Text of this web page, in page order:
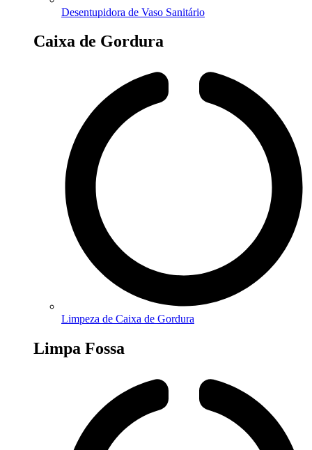
Desentupidora de Vaso Sanitário
Caixa de Gordura
Limpeza de Caixa de Gordura
Limpa Fossa